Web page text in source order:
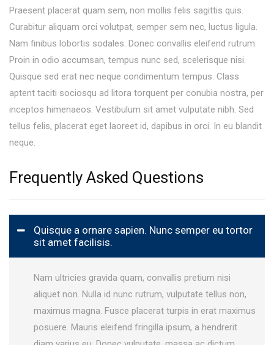
Praesent placerat quam sem, non mollis felis sagittis quis.
Curabitur aliquam orci volutpat, semper sem nec, luctus ligula.
Nam finibus lobortis sodales. Donec convallis eleifend rutrum.
Proin in odio accumsan, tempus nunc sed, scelerisque nisi.
Quisque sed erat nec neque condimentum tempus. Class
aptent taciti sociosqu ad litora torquent per conubia nostra, per
inceptos himenaeos. Vestibulum sit amet vulputate nibh. Sed
tellus felis, placerat eget laoreet id, dapibus in orci. In eu blandit
neque.
Frequently Asked Questions
Quisque a ornare sapien. Nunc semper eu tortor
sit amet facilisis.
Nam ultricies gravida quam, convallis pretium nisi
aliquet non. Nulla id nunc rutrum, vulputate tellus non,
maximus magna. Fusce placerat turpis in erat maximus
posuere. Mauris eleifend fringilla ipsum, a hendrerit